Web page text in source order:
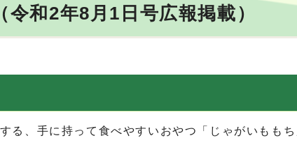
和2年8月1日号広報掲載）
る、手に持って食べやすいおやつ「じゃがいももち